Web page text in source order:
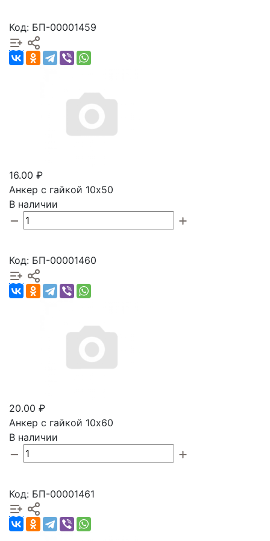
Код: БП-00001459
16.00 ₽
Анкер с гайкой 10х50
В наличии
Код: БП-00001460
20.00 ₽
Анкер с гайкой 10х60
В наличии
Код: БП-00001461